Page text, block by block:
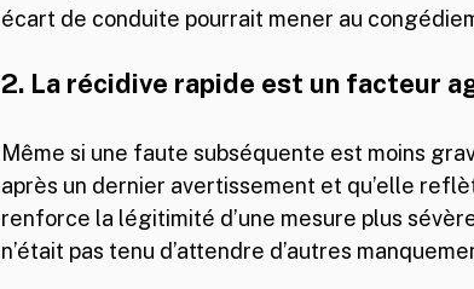
écart de conduite pourrait mener au
2. La récidive rapide est un facteur
Même si une faute subséquente est moins
après un dernier avertissement et qu’elle
renforce la légitimité d’une mesure plus
n’était pas tenu d’attendre d’autres